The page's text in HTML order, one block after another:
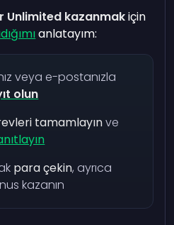
Unlimited kazanmakiçin
anlatayım:
veya e-postanızla
olun
tamamlayınve
para çekin, ayrıca
kazanın